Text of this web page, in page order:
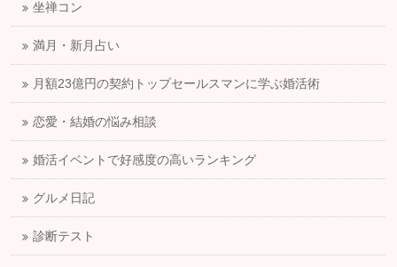
坐禅コン
満月・新月占い
月額23億円の契約トップセールスマンに学ぶ婚活術
恋愛・結婚の悩み相談
婚活イベントで好感度の高いランキング
グルメ日記
診断テスト